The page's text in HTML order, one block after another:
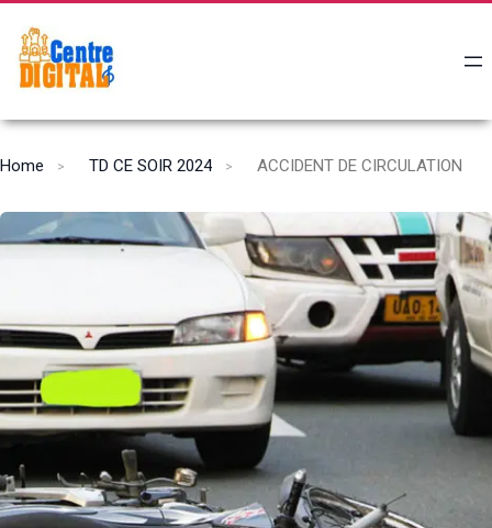
Home TD CE SOIR 2024 ACCIDENT DE CIRCULATION